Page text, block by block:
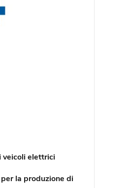
veicoli elettrici
la produzione di